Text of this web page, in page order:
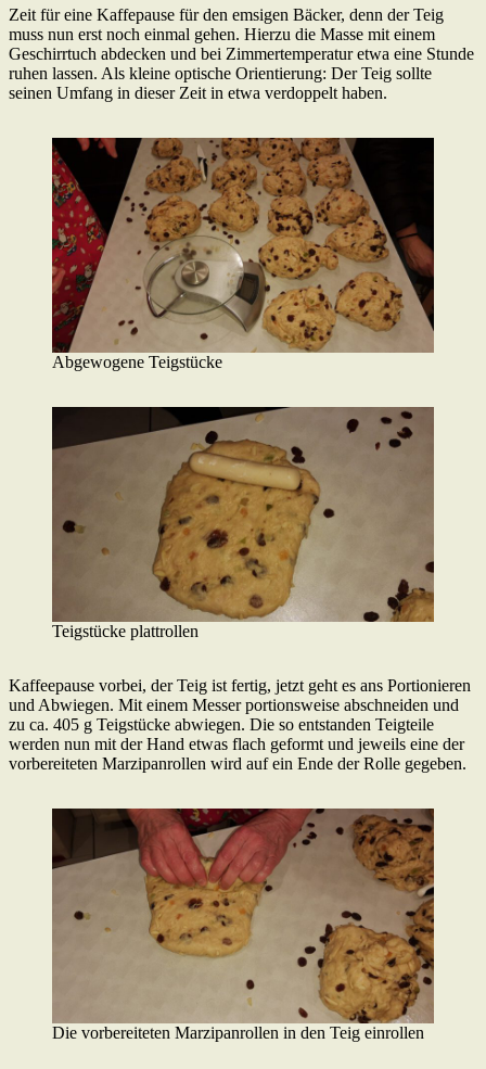
Zeit für eine Kaffepause für den emsigen Bäcker, denn der Teig
muss nun erst noch einmal gehen. Hierzu die Masse mit einem
Geschirrtuch abdecken und bei Zimmertemperatur etwa eine Stunde
ruhen lassen. Als kleine optische Orientierung: Der Teig sollte
seinen Umfang in dieser Zeit in etwa verdoppelt haben.
Abgewogene Teigstücke
Teigstücke plattrollen
Kaffeepause vorbei, der Teig ist fertig, jetzt geht es ans Portionieren
und Abwiegen. Mit einem Messer portionsweise abschneiden und
zu ca. 405 g Teigstücke abwiegen. Die so entstanden Teigteile
werden nun mit der Hand etwas flach geformt und jeweils eine der
vorbereiteten Marzipanrollen wird auf ein Ende der Rolle gegeben.
Die vorbereiteten Marzipanrollen in den Teig einrollen